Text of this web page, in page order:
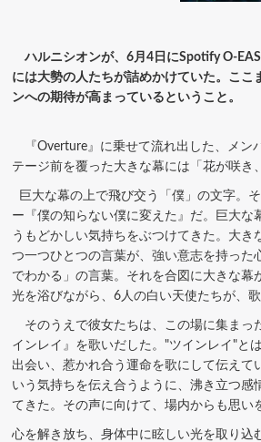
ハルニシオンが、6月4日にSpotify O-
には大勢の人たちが詰めかけていた。こ
ンへの期待が高まっているということ。
『Overture』に乗せて流れ出した、メン
テージ前を覆った大きな幕には「花が咲き
巨大な幕の上で飛び交う「僕」の文字。
ー『僕の知らない僕に変えた』だ。巨大
うもどかしい気持ちをぶつけてきた。大
つ一つひとつの言葉が、強い意志を持った
でわかる」の言葉。それを合図に大きな
光を浴びながら、6人の白い天使たちが、
そのうえで彼女たちは、この場に集まっ
インレイ』を歌いだした。"ツインレイ"と
出会い、惹かれ合う運命を歌にして伝え
いう気持ちを伝え合うように、沸き立つ
てきた。その声に向けて、場内からも思い
心を解き放ち、身体中に眩しい光を取り